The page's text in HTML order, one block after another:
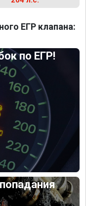
ЕГР клапана:
по ЕГР!